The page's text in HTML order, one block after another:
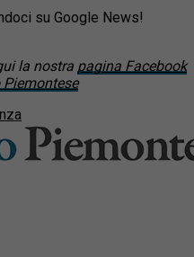
su Google News!
la nostra pagina Facebook